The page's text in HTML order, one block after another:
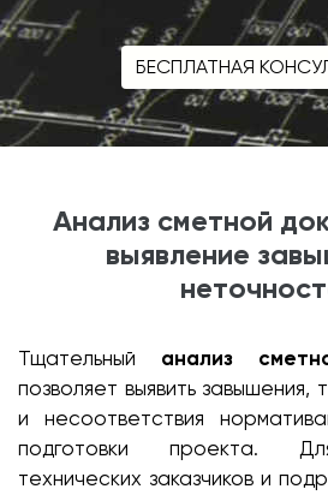
БЕСПЛАТНАЯ
Анализ сметной
выявление
Тщательный анализ
позволяет выявить завышения,
и несоответствия
подготовки проекта.
технических заказчиков и